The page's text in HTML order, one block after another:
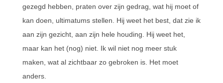
gezegd hebben, praten over zijn gedrag, wat hij moet of
kan doen, ultimatums stellen. Hij weet het best, dat zie ik
aan zijn gezicht, aan zijn hele houding. Hij weet het,
maar kan het (nog) niet. Ik wil niet nog meer stuk
maken, wat al zichtbaar zo gebroken is. Het moet
anders.